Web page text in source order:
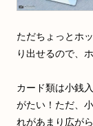
ただちょっとホ
り出せるので、
カード類は小銭
がたい！ただ、
れがあまり広が